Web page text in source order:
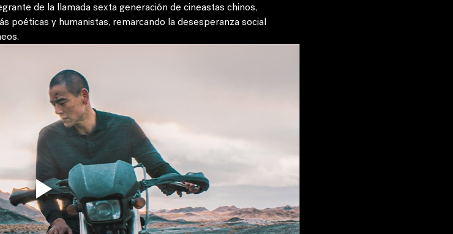
de la llamada sexta generación de cineastas chinos,
poéticas y humanistas, remarcando la desesperanza social